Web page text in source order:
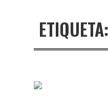
ETIQUETA: